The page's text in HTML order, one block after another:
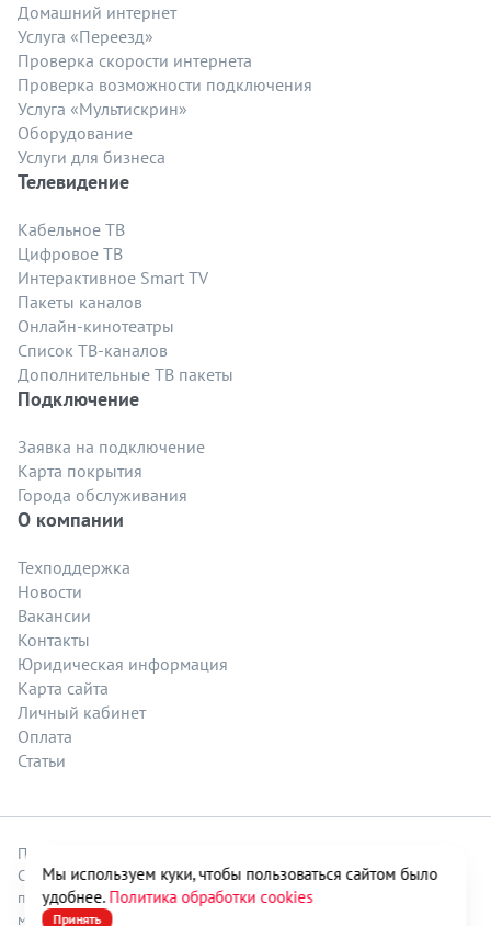
Домашний интернет
Услуга «Переезд»
Проверка скорости интернета
Проверка возможности подключения
Услуга «Мультискрин»
Оборудование
Услуги для бизнеса
Телевидение
Кабельное ТВ
Цифровое ТВ
Интерактивное Smart TV
Пакеты каналов
Онлайн-кинотеатры
Список ТВ-каналов
Дополнительные ТВ пакеты
Подключение
Заявка на подключение
Карта покрытия
Города обслуживания
О компании
Техподдержка
Новости
Вакансии
Контакты
Юридическая информация
Карта сайта
Личный кабинет
Оплата
Статьи
Политика безопасности
Согласие на обработку персональных данных. Отписаться от
получения информационных рассылок от данного ресурса
можно настранице
Мы используем куки, чтобы пользоваться сайтом было
удобнее.Политика обработки cookies
Принять